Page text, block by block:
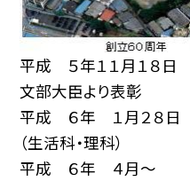
平成 ５年１１月１８
文部大臣より表彰
平成 ６年 １月２８
（生活科・理科）
平成 ６年 ４月〜